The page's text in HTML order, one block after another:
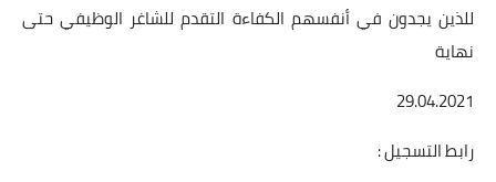
للذين يجدون في أنفسهم الكفاءة التقدم للشاغر الوظيفي حتى
نهاية
29.04.2021
رابط التسجيل :